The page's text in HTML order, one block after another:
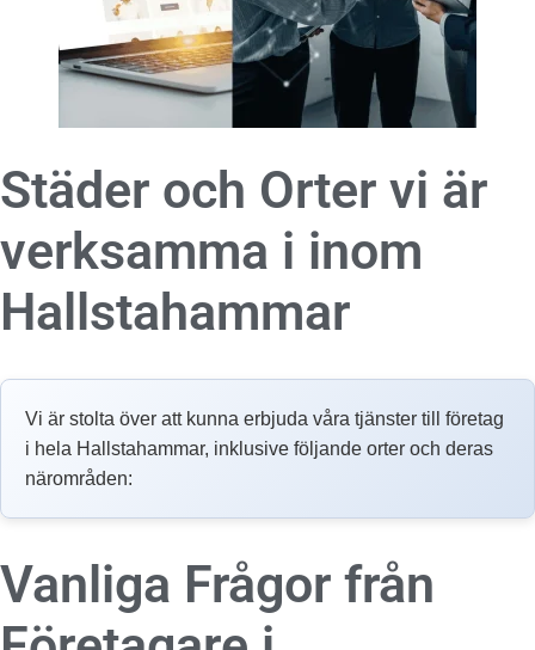
Städer och Orter vi är
verksamma i inom
Hallstahammar
Vi är stolta över att kunna erbjuda våra tjänster till företag
i hela Hallstahammar, inklusive följande orter och deras
närområden:
Vanliga Frågor från